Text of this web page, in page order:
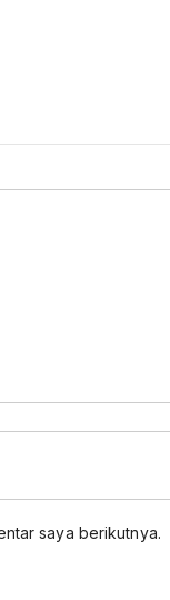
saya berikutnya.